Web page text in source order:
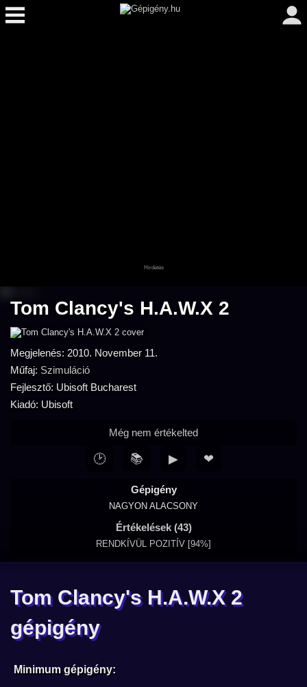
Tom Clancy's H.A.W.X 2
Megjelenés: 2010. November 11.
Műfaj: Szimuláció
Fejlesztő: Ubisoft Bucharest
Kiadó: Ubisoft
Gépigény
NAGYON ALACSONY
Értékelések (43)
RENDKÍVÜL POZITÍV [94%]
Még nem értékelted
🕑 📚 ▶ ❤
Tom Clancy's H.A.W.X 2
gépigény
Minimum gépigény: